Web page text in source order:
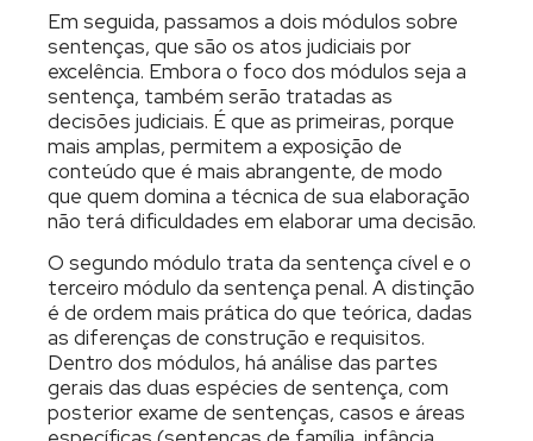
Em seguida, passamos a dois módulos sobre
sentenças, que são os atos judiciais por
excelência. Embora o foco dos módulos seja a
sentença, também serão tratadas as
decisões judiciais. É que as primeiras, porque
mais amplas, permitem a exposição de
conteúdo que é mais abrangente, de modo
que quem domina a técnica de sua elaboração
não terá dificuldades em elaborar uma decisão.
O segundo módulo trata da sentença cível e o
terceiro módulo da sentença penal. A distinção
é de ordem mais prática do que teórica, dadas
as diferenças de construção e requisitos.
Dentro dos módulos, há análise das partes
gerais das duas espécies de sentença, com
posterior exame de sentenças, casos e áreas